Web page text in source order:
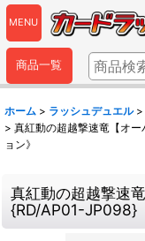
MENU
商品一覧
ホーム > ラッシュデュエル >
> 真紅動の超越撃速竜【オ
ョン》
真紅動の超越撃速
{RD/AP01-JP098}